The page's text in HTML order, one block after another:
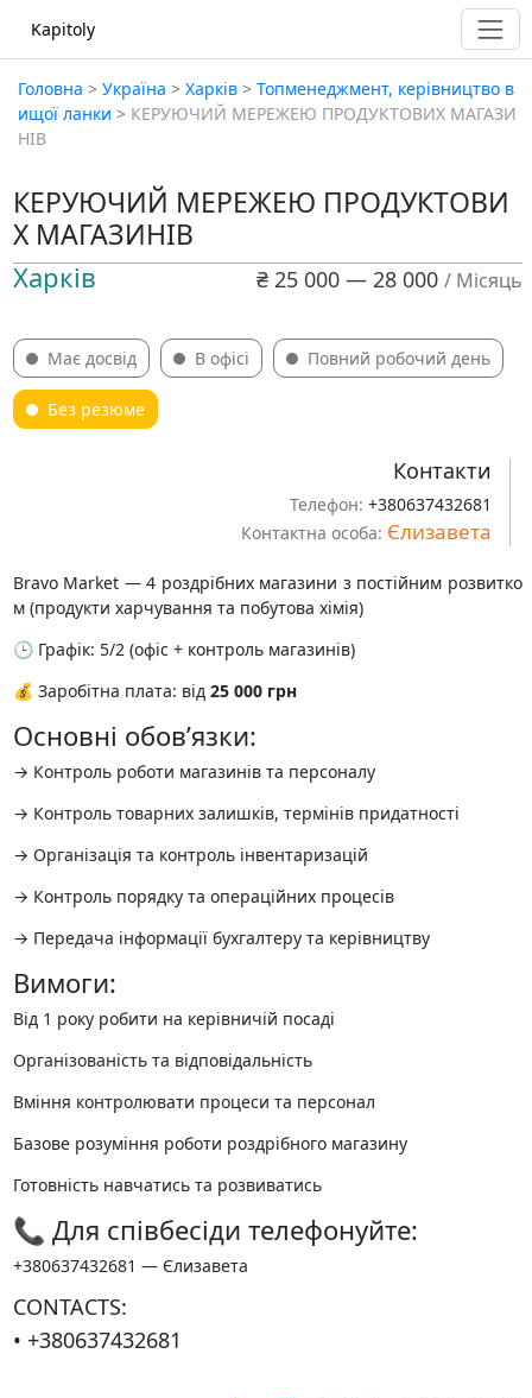
Kapitoly
Головна > Україна > Харків > Топменеджмент, керівництво в
ищої ланки > КЕРУЮЧИЙ МЕРЕЖЕЮ ПРОДУКТОВИХ МАГАЗИ
НІВ
КЕРУЮЧИЙ МЕРЕЖЕЮ ПРОДУКТОВИ
Х МАГАЗИНІВ
₴ 25 000 — 28 000 / Місяць
Харків
Має досвід В офісі Повний робочий день
Без резюме
Контакти
Телефон: +380637432681
Контактна особа: Єлизавета
Bravo Market — 4 роздрібних магазини з постійним розвитко
м (продукти харчування та побутова хімія)
🕒 Графік: 5/2 (офіс + контроль магазинів)
💰 Заробітна плата: від 25 000 грн
Основні обов’язки:
→ Контроль роботи магазинів та персоналу
→ Контроль товарних залишків, термінів придатності
→ Організація та контроль інвентаризацій
→ Контроль порядку та операційних процесів
→ Передача інформації бухгалтеру та керівництву
Вимоги:
️Від 1 року робити на керівничій посаді
️Організованість та відповідальність
️Вміння контролювати процеси та персонал
️Базове розуміння роботи роздрібного магазину
️Готовність навчатись та розвиватись
📞 Для співбесіди телефонуйте:
+380637432681 — Єлизавета
CONTACTS:
• +380637432681